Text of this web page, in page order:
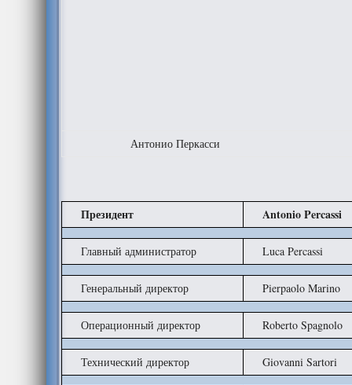
Антонио Перкасси
Президент Antonio Percassi
Главный администратор Luca Percassi
Генеральный директор Pierpaolo Marino
Операционный директор Roberto Spagnolo
Технический директор Giovanni Sartori